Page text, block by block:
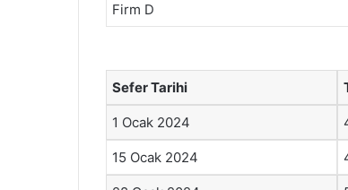
Firm D
Sefer Tarihi
1 Ocak 2024
15 Ocak 2024